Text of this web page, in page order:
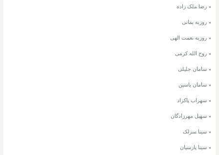
رضا ملک زاده
روزبه بمانی
روزبه نعمت الهی
روح الله کرمی
سامان جلیلی
سامان یاسین
سهراب پاکزاد
سهیل مهرزادگان
سینا سرلک
سینا پارسیان